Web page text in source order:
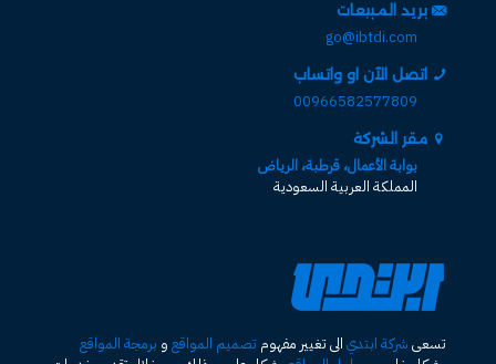
بريد المبيعات
go@ibtdi.com
اتصل الآن او واتساب
00966582577809
مقر الشركة
بوابة الأعمال، قرطبة، الرياض
المملكة العربية السعودية
تسعى شركة ابتدي الى تغيير مفهوم تصميم المواقع و برمجة المواقع